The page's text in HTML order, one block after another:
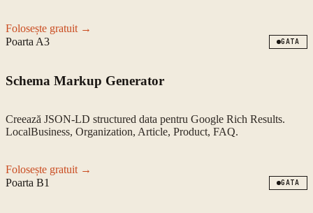
Folosește gratuit →
Poarta A3 GATA
Schema Markup Generator
Creează JSON-LD structured data pentru Google Rich Results.
LocalBusiness, Organization, Article, Product, FAQ.
Folosește gratuit →
Poarta B1 GATA